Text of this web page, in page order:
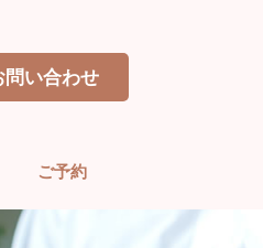
問い合わせ
ご予約